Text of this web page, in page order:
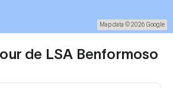
de LSA Benformoso
Map data © 2026 Google